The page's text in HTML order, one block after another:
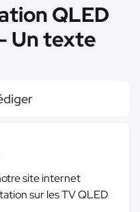
QLED
Un texte
site internet
sur les TV QLED